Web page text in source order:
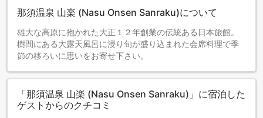
那須温泉 山楽 (Nasu Onsen Sanraku)について
雄大な高原に抱かれた大正１２年創業の伝統ある日本旅館。
樹間にある大露天風呂に浸り旬が盛り込まれた会席料理で季
節の移ろいに思いをお寄せ下さい。
「那須温泉 山楽 (Nasu Onsen Sanraku)」に宿泊した
ゲストからのクチコミ